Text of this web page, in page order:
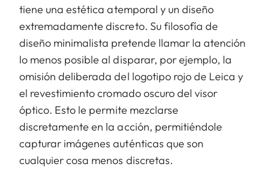
tiene una estética atemporal y un diseño
extremadamente discreto. Su filosofía de
diseño minimalista pretende llamar la atención
lo menos posible al disparar, por ejemplo, la
omisión deliberada del logotipo rojo de Leica y
el revestimiento cromado oscuro del visor
óptico. Esto le permite mezclarse
discretamente en la acción, permitiéndole
capturar imágenes auténticas que son
cualquier cosa menos discretas.